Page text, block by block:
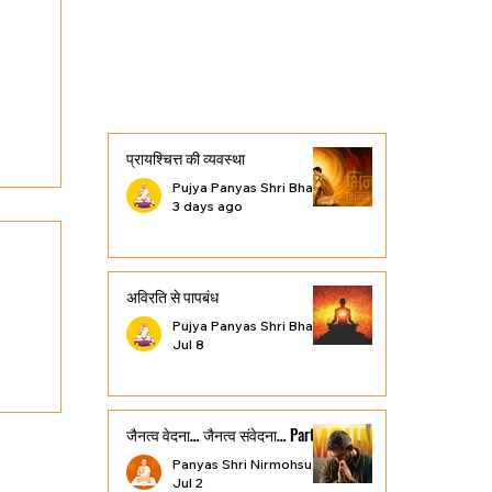
प्रायश्चित्त की व्यवस्था
Pujya Panyas Shri Bhavyasundar Vijayji Maharaj
3 days ago
अविरति से पापबंध
Pujya Panyas Shri Bhavyasundar Vijayji Maharaj
Jul 8
जैनत्व वेदना… जैनत्व संवेदना… Part 3
Panyas Shri Nirmohsundar Vijayji Maharaj Saheb
Jul 2